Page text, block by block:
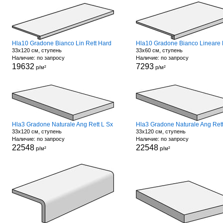
Hla10 Gradone Bianco Lin Rett Hard
33x120 см, ступень
Наличие: по запросу
19632 р/м²
33x60 см, ступень
Наличие: по запросу
7293р/м²
Hla3 Gradone Naturale Ang Rett L Sx
33x120 см, ступень
Наличие: по запросу
22548р/м²
33x120 см, ступень
Наличие: по запросу
22548р/м²